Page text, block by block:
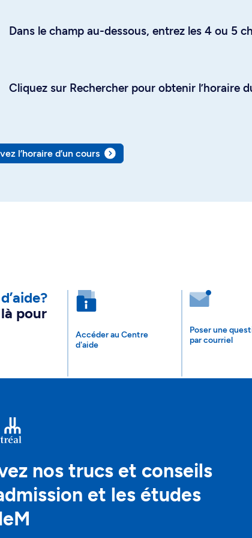
Dans le champ au-dessous, entrez les 4 ou 5
Cliquez sur Rechercher pour obtenir l’horaire
l’horaire d’un cours
pour
Accéder au Centre
d'aide
Poser une
par courriel
nos trucs et conseils
et les études